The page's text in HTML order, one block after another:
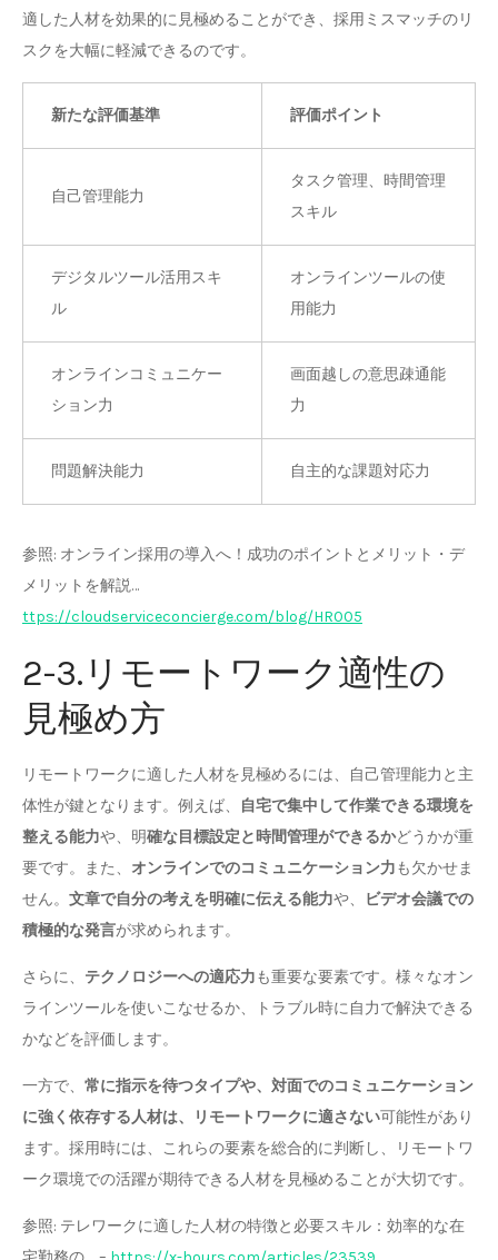
適した人材を効果的に見極めることができ、採用ミスマッチのリ
スクを大幅に軽減できるのです。
新たな評価基準 評価ポイント
自己管理能力
タスク管理、時間管理
スキル
デジタルツール活用スキ
ル
オンラインツールの使
用能力
オンラインコミュニケー
ション力
画面越しの意思疎通能
力
問題解決能力 自主的な課題対応力
参照: オンライン採用の導入へ！成功のポイントとメリット・デ
メリットを解説…
ttps://cloudserviceconcierge.com/blog/HR005
2-3.リモートワーク適性の
見極め方
リモートワークに適した人材を見極めるには、自己管理能力と主
体性が鍵となります。例えば、
自宅で集中して作業できる環境を
整える能力や、明確な目標設定と時間管理ができるかどうかが重
要です。また、 オンラインでのコミュニケーション力も欠かせま
せん。 文章で自分の考えを明確に伝える能力や、
ビデオ会議での
積極的な発言が求められます。
さらに、 テクノロジーへの適応力も重要な要素です。様々なオン
ラインツールを使いこなせるか、トラブル時に自力で解決できる
かなどを評価します。
一方で、 常に指示を待つタイプや、対面でのコミュニケーション
に強く依存する人材は、リモートワークに適さない可能性があり
ます。採用時には、これらの要素を総合的に判断し、リモートワ
ーク環境での活躍が期待できる人材を見極めることが大切です。
参照: テレワークに適した人材の特徴と必要スキル：効率的な在